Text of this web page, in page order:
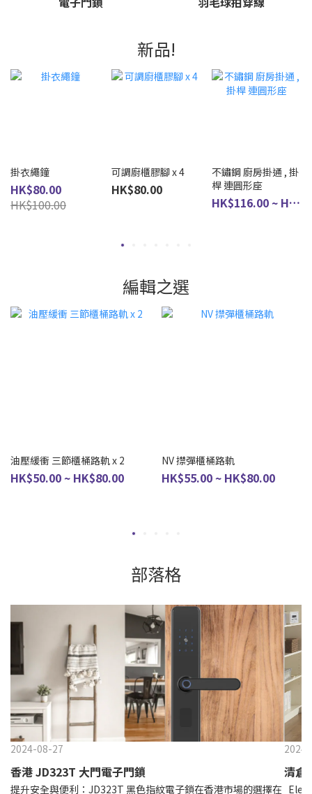
新品!
掛衣繩鐘
HK$80.00
HK$100.00
可調廚櫃膠腳 x 4
HK$80.00
不鏽鋼 廚房掛通 , 掛
桿 連圓形座
HK$116.00 ~ HK$155.00
編輯之選
油壓緩衝 三節櫃桶路軌 x 2
HK$50.00 ~ HK$80.00
NV 㩒彈櫃桶路軌
HK$55.00 ~ HK$80.00
部落格
2024-08-27
香港 JD323T 大門電子門鎖
提升安全與便利：JD323T 黑色指紋電子鎖在香港市場的選擇在
清倉